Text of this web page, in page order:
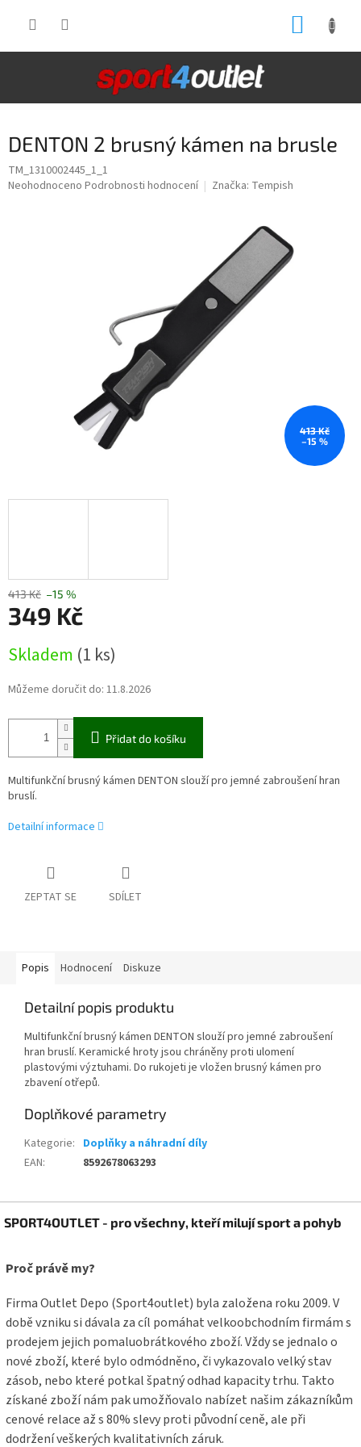
DENTON 2 brusný kámen na brusle
TM_1310002445_1_1
Průměrné
Neohodnoceno Podrobnosti hodnocení Značka: Tempish
413 Kč
–15 %
413 Kč –15 %
349 Kč
cena:
Skladem (1 ks)
Můžeme doručit do: 11.8.2026
Přidat do košíku
Multifunkční brusný kámen DENTON slouží pro jemné zabroušení hran
bruslí.
Detailní informace
ZEPTAT SE SDÍLET
Popis Hodnocení Diskuze
Detailní popis produktu
Multifunkční brusný kámen DENTON slouží pro jemné zabroušení
hran bruslí. Keramické hroty jsou chráněny proti ulomení
plastovými výztuhami. Do rukojeti je vložen brusný kámen pro
zbavení otřepů.
Doplňkové parametry
Kategorie: Doplňky a náhradní díly
EAN: 8592678063293
á
a
SPORT4OUTLET - pro všechny, kteří milují sport a pohyb
Proč právě my?
Firma Outlet Depo (Sport4outlet) byla založena roku 2009. V
době vzniku si dávala za cíl pomáhat velkoobchodním firmám s
prodejem jejich pomaluobrátkového zboží. Vždy se jednalo o
nové zboží, které bylo odmódněno, či vykazovalo velký stav
zásob, nebo které potkal špatný odhad kapacity trhu. Takto
získané zboží nám pak umožňovalo nabízet našim zákazníkům
cenové relace až s 80% slevy proti původní ceně, ale při
dodržení veškerých kvalitativních záruk.